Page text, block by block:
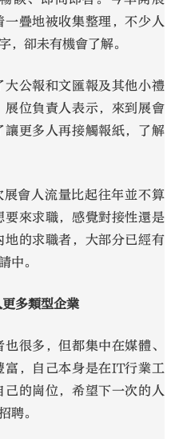
疊地被收集整理，不少人
，卻未有機會了解。
公報和文匯報及其他小禮
位負責人表示，來到展會
更多人再接觸報紙，了解
會人流量比起往年並不算
來求職，感覺對接性還是
的求職者，大部分已經有
中。
多類型企業
很多，但都集中在媒體、
，自己本身是在IT行業工
的崗位，希望下一次的人
聘。